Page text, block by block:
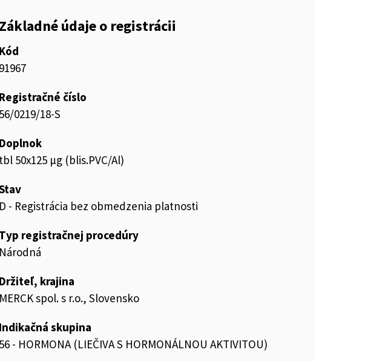
Základné údaje o registrácii
Kód
91967
Registračné číslo
56/0219/18-S
Doplnok
tbl 50x125 µg (blis.PVC/Al)
D - Registrácia bez obmedzenia platnosti
Typ registračnej procedúry
Národná
Držiteľ, krajina
MERCK spol. s r.o., Slovensko
Indikačná skupina
56 - HORMONA (LIEČIVA S HORMONÁLNOU AKTIVITOU)